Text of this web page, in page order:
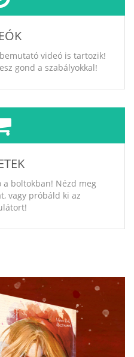
videó is tartozik!
gond a szabályokkal!
a boltokban! Nézd meg
vagy próbáld ki az